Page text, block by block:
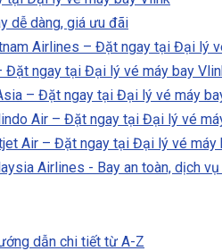
dễ dàng, giá ưu đãi
Airlines – Đặt ngay tại Đại lý
ngay tại Đại lý vé máy bay
– Đặt ngay tại Đại lý vé máy
Air – Đặt ngay tại Đại lý vé
Air – Đặt ngay tại Đại lý vé máy
Airlines - Bay an toàn, dịch
dẫn chi tiết từ A-Z